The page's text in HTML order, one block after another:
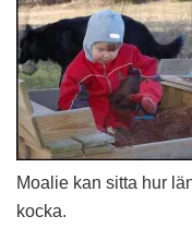
Moalie kan sitta hur
kocka.